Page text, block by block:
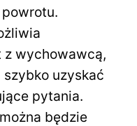
z wychowawcą,
uzyskać
pytania.
będzie